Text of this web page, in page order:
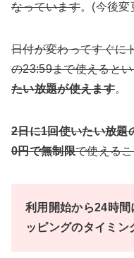
なっています。(今後変
日付が変わってすぐに
の23:59まで使えると
たい放題が使えます。
2日に1回使いたい放題
0円で無制限で使える
利用開始から24時間
ッピングのタイミン